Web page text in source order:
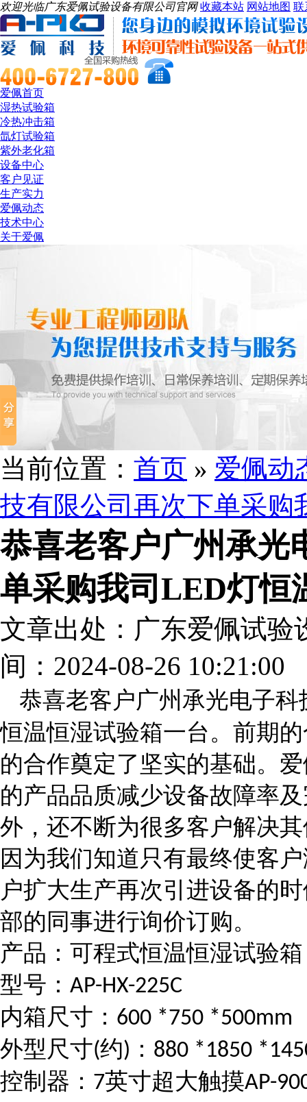
欢迎光临广东爱佩试验设备有限公司官网 收藏本站 网站地图 联
爱佩首页
湿热试验箱
冷热冲击箱
氙灯试验箱
紫外老化箱
设备中心
客户见证
生产实力
爱佩动态
技术中心
关于爱佩
当前位置： 首页 » 爱佩动
技有限公司再次下单采购
恭喜老客户广州承光
单采购我司LED灯恒
文章出处：广东爱佩试验
间：2024-08-26 10:21:00
恭喜老客户广州承光电子
恒温恒湿试验箱一台。前期
的合作奠定了坚实的基础。
的产品品质减少设备故障率
外，还不断为很多客户解决
因为我们知道只有最终使客
户扩大生产再次引进设备的
部的同事进行询价订购。
产品：可程式恒温恒湿试验
型号： AP-HX-225C
内箱尺寸： 600 *750
外型尺寸(约) ： 880 *1850
控制器： 7英寸超大触摸AP-